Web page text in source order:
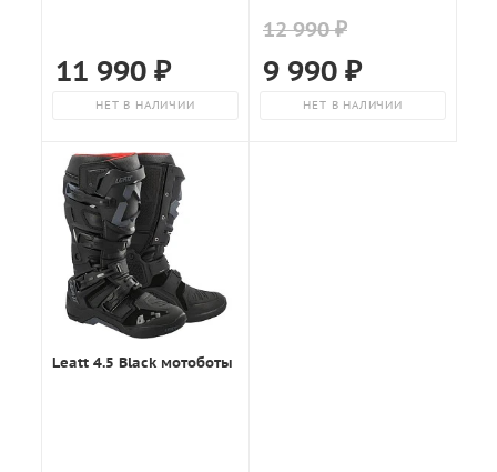
11 990₽
НЕТ В НАЛИЧИИ
12 990 ₽
9 990 ₽
НЕТ В НАЛИЧИИ
Leatt 4.5 Black мотоботы